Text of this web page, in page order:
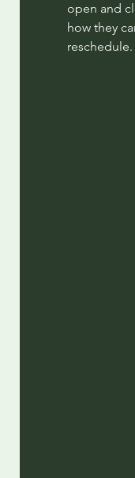
open and
how they
reschedule.